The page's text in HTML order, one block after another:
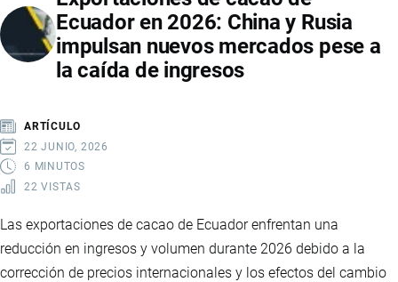
ENTRE
ECUADOR,
COLOMBIA
UNIDOS
Ecuador en 2026: China y Rusia
impulsan nuevos mercados pese a
la caída de ingresos
ARTÍCULO
22 JUNIO, 2026
6 MINUTOS
22 VISTAS
Las exportaciones de cacao de Ecuador enfrentan una
reducción en ingresos y volumen durante 2026 debido a la
corrección de precios internacionales y los efectos del cambio